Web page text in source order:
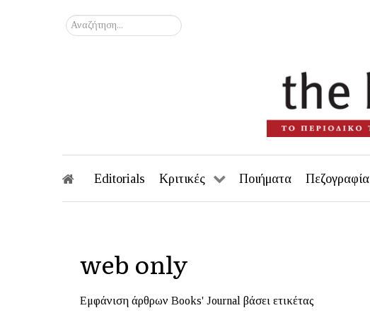
Αναζήτηση...
Editorials Κριτικές Ποιήματα Πεζογραφία
web only
Εμφάνιση άρθρων Books' Journal βάσει ετικέτας